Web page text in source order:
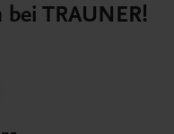
TRAUNER!